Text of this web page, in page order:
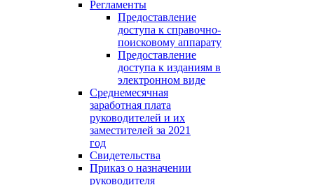
Регламенты
Предоставление
доступа к справочно-
поисковому аппарату
Предоставление
доступа к изданиям в
электронном виде
Среднемесячная
заработная плата
руководителей и их
заместителей за 2021
год
Свидетельства
Приказ о назначении
руководителя